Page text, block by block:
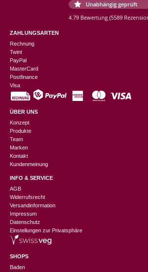
Unabhängig geprüft
4.79 Bewertung (5589
ZAHLUNGSARTEN
Rechnung
Twint
PayPal
MasterCard
Postfinance
Visa
ÜBER UNS
Konzept
Produkte
Team
Marken
Kontakt
Kundenmeinung
INFO & SERVICE
AGB
Widerrufsrecht
Versandinformation
Impressum
Datenschutz
Einstellungen zur Privatsphäre
SHOPS
Baden